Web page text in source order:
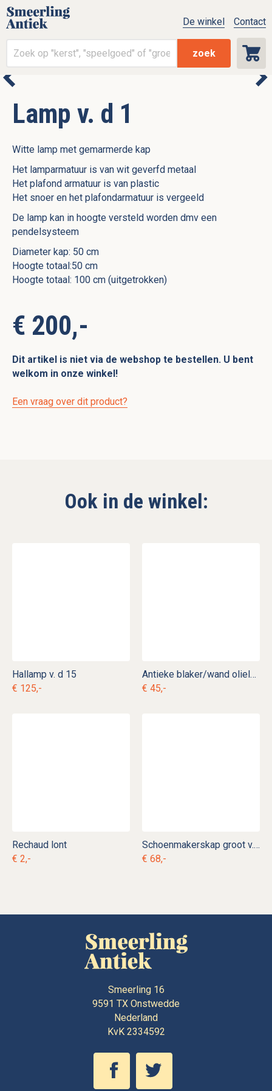
zoek
De winkel Contact
Lamp v. d 1
Witte lamp met gemarmerde kap
Het lamparmatuur is van wit geverfd metaal
Het plafond armatuur is van plastic
Het snoer en het plafondarmatuur is vergeeld
De lamp kan in hoogte versteld worden dmv een
pendelsysteem
Diameter kap: 50 cm
Hoogte totaal:50 cm
Hoogte totaal: 100 cm (uitgetrokken)
€ 200,-
Dit artikel is niet via de webshop te bestellen. U bent
welkom in onze winkel!
Een vraag over dit product?
Ook in de winkel:
Hallamp v. d 15
€ 125,-
Antieke blaker/wand olielampje v. sl 17
€ 45,-
Rechaud lont
€ 2,-
Schoenmakerskap groot v. lp 18
€ 68,-
Smeerling 16
9591 TX Onstwedde
Nederland
KvK 2334592